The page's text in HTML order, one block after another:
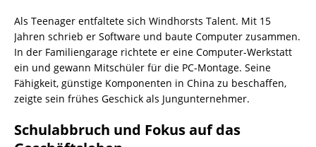
Als Teenager entfaltete sich Windhorsts Talent. Mit 15
Jahren schrieb er Software und baute Computer zusammen.
In der Familiengarage richtete er eine Computer-Werkstatt
ein und gewann Mitschüler für die PC-Montage. Seine
Fähigkeit, günstige Komponenten in China zu beschaffen,
zeigte sein frühes Geschick als Jungunternehmer.
Schulabbruch und Fokus auf das